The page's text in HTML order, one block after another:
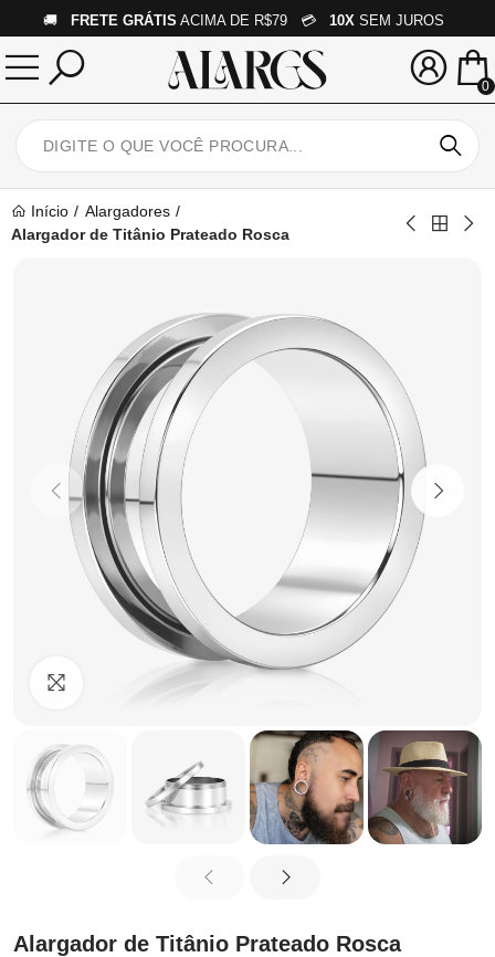
🚚 FRETE GRÁTIS ACIMA DE R$79 💳 10X SEM JUROS
0
Início
Alargadores
Alargador de Titânio Prateado Rosca
Clique para ampliar
Alargador de Titânio Prateado Rosca